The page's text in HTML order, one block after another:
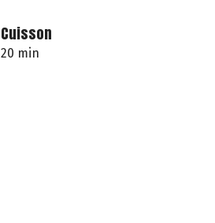
Cuisson
20 min